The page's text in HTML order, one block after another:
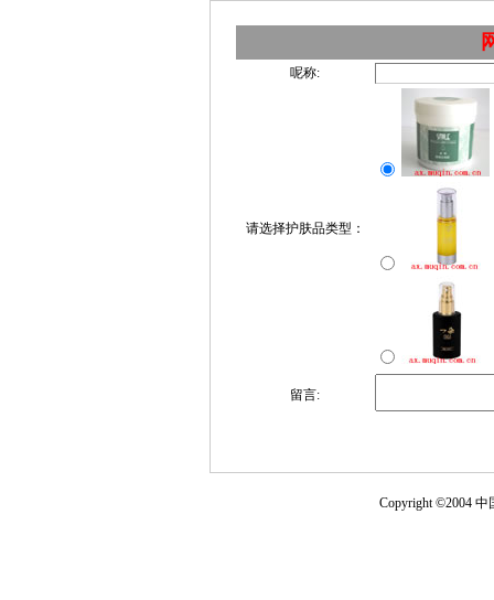
呢称:
请选择护肤品类型：
留言:
Copyright ©2004 中